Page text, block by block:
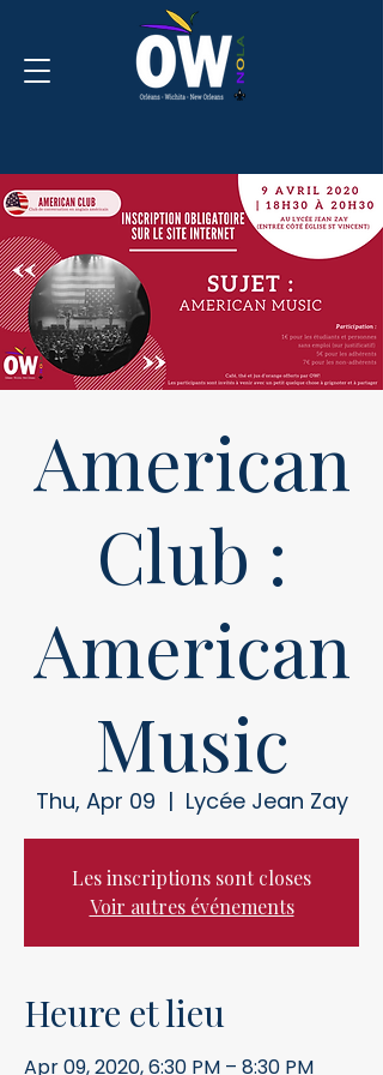
American
Club :
American
Music
Thu, Apr 09
  |
Lycée Jean Zay
Les inscriptions sont closes
Voir autres événements
Heure et lieu
Apr 09, 2020, 6:30 PM – 8:30 PM